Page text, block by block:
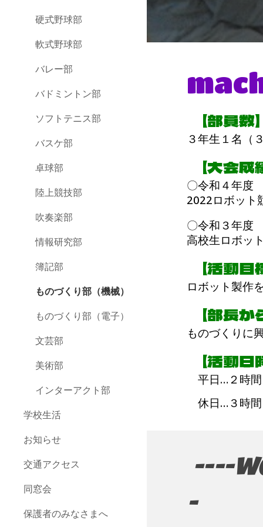
硬式野球部
軟式野球部
バレー部
バドミントン部
ソフトテニス部
バスケ部
卓球部
陸上競技部
吹奏楽部
情報研究部
簿記部
ものづくり部（機械）
ものづくり部（電子）
文芸部
美術部
インターアクト部
学校生活
お知らせ
交通アクセス
同窓会
保護者のみなさまへ
【部員数】
３年生１名（
【大会成
〇令和４年度
2022ロボット
〇令和３年度
高校生ロボッ
【活動目
ロボット製作
【部長か
ものづくりに
【活動日
平日…２時間
休日…３時間
----